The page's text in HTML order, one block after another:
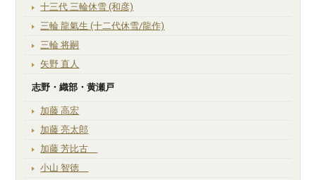
十三代 三輪休雪 (和彦)
三輪 龍氣生 (十二代休雪/龍作)
三輪 将嗣
矢野 直人
志野・織部・黄瀬戸
加藤 高宏
加藤 亮太郎
加藤 芳比古
小山 智徳